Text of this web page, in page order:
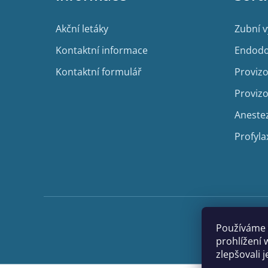
prohlížení
zlepšovali
Akční letáky
Kontaktní informace
Kontaktní formulář
Zubní